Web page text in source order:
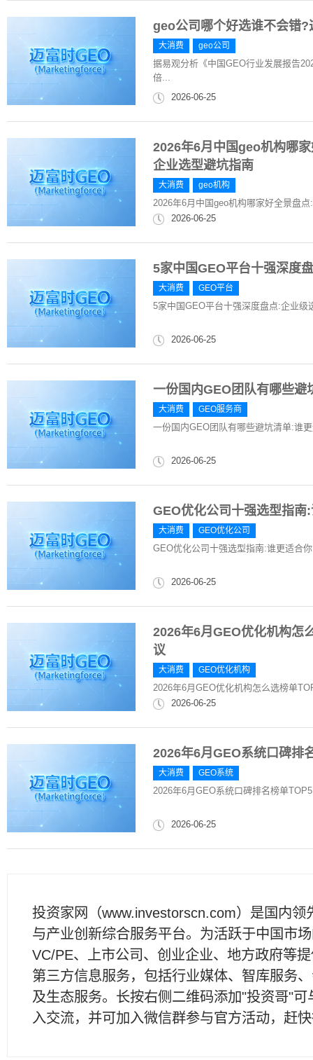
geo公司哪个好选谁不会错?
大消费 geo公司
据易观分析《中国GEO行业发展报告
倍...
2026-06-25
2026年6月中国geo机构哪
企业选型避坑指南
大消费 geo机构
2026年6月中国geo机构哪家好全景盘
2026-06-25
5家中国GEO平台十强深度
大消费 GEO平台
5家中国GEO平台十强深度盘点:企业级
2026-06-25
一份国内GEO团队有哪些避
大消费 GEO服务商
一份国内GEO团队有哪些避坑清单:谁
2026-06-25
GEO优化公司十强选型指
大消费 GEO优化公司
GEO优化公司十强选型指南:谁更适合
2026-06-25
2026年6月GEO优化机构怎
议
大消费 GEO优化机构
2026年6月GEO优化机构怎么选榜单
2026-06-25
2026年6月GEO系统口碑排
大消费 GEO系统
2026年6月GEO系统口碑排名榜单
2026-06-25
投资家网（www.investorscn.com）是国内领
与产业创新综合服务平台。为活跃于中国市
VC/PE、上市公司、创业企业、地方政府等
第三方信息服务，包括行业媒体、智库服务
及生态服务。长按右侧二维码添加"投资哥"可
入交流，并可加入微信群参与官方活动，赶